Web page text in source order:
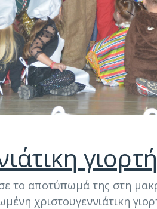
το αποτύπωμά της στη
χριστουγεννιάτικη